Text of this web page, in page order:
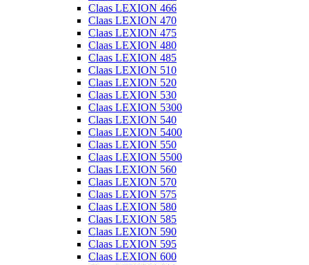
Claas LEXION 466
Claas LEXION 470
Claas LEXION 475
Claas LEXION 480
Claas LEXION 485
Claas LEXION 510
Claas LEXION 520
Claas LEXION 530
Claas LEXION 5300
Claas LEXION 540
Claas LEXION 5400
Claas LEXION 550
Claas LEXION 5500
Claas LEXION 560
Claas LEXION 570
Claas LEXION 575
Claas LEXION 580
Claas LEXION 585
Claas LEXION 590
Claas LEXION 595
Claas LEXION 600